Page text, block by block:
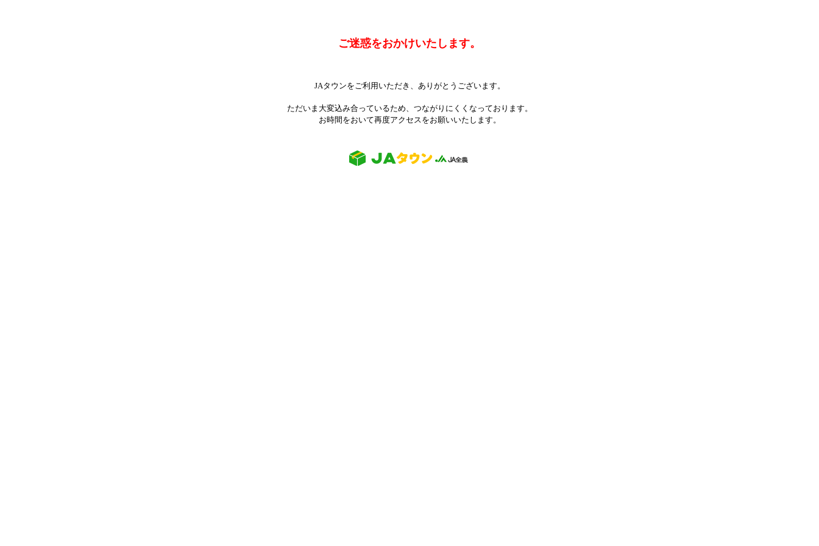
ご迷惑をおかけいたします。
JAタウンをご利用いただき、ありがとうございます。
ただいま大変込み合っているため、つながりにくくなっております。
お時間をおいて再度アクセスをお願いいたします。